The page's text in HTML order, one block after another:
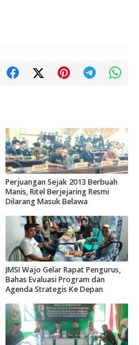
Perjuangan Sejak 2013 Berbuah
Manis, Ritel Berjejaring Resmi
Dilarang Masuk Belawa
JMSI Wajo Gelar Rapat Pengurus,
Bahas Evaluasi Program dan
Agenda Strategis Ke Depan